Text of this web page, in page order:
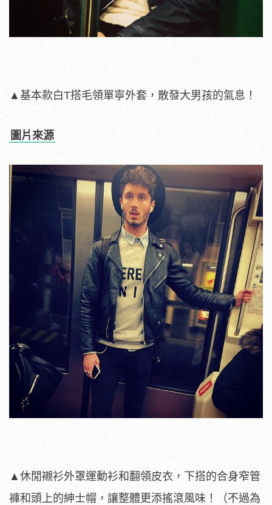
▲基本款白T搭毛領單寧外套，散發大男孩的氣息！
圖片來源
▲休閒襯衫外罩運動衫和翻領皮衣，下搭的合身窄管
褲和頭上的紳士帽，讓整體更添搖滾風味！（不過為